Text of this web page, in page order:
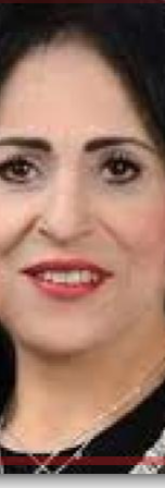
الكاتبة إلهام شرشر تهنئ الرئيس
السيسي بعيد ميلاده وتُشيد بجهوده